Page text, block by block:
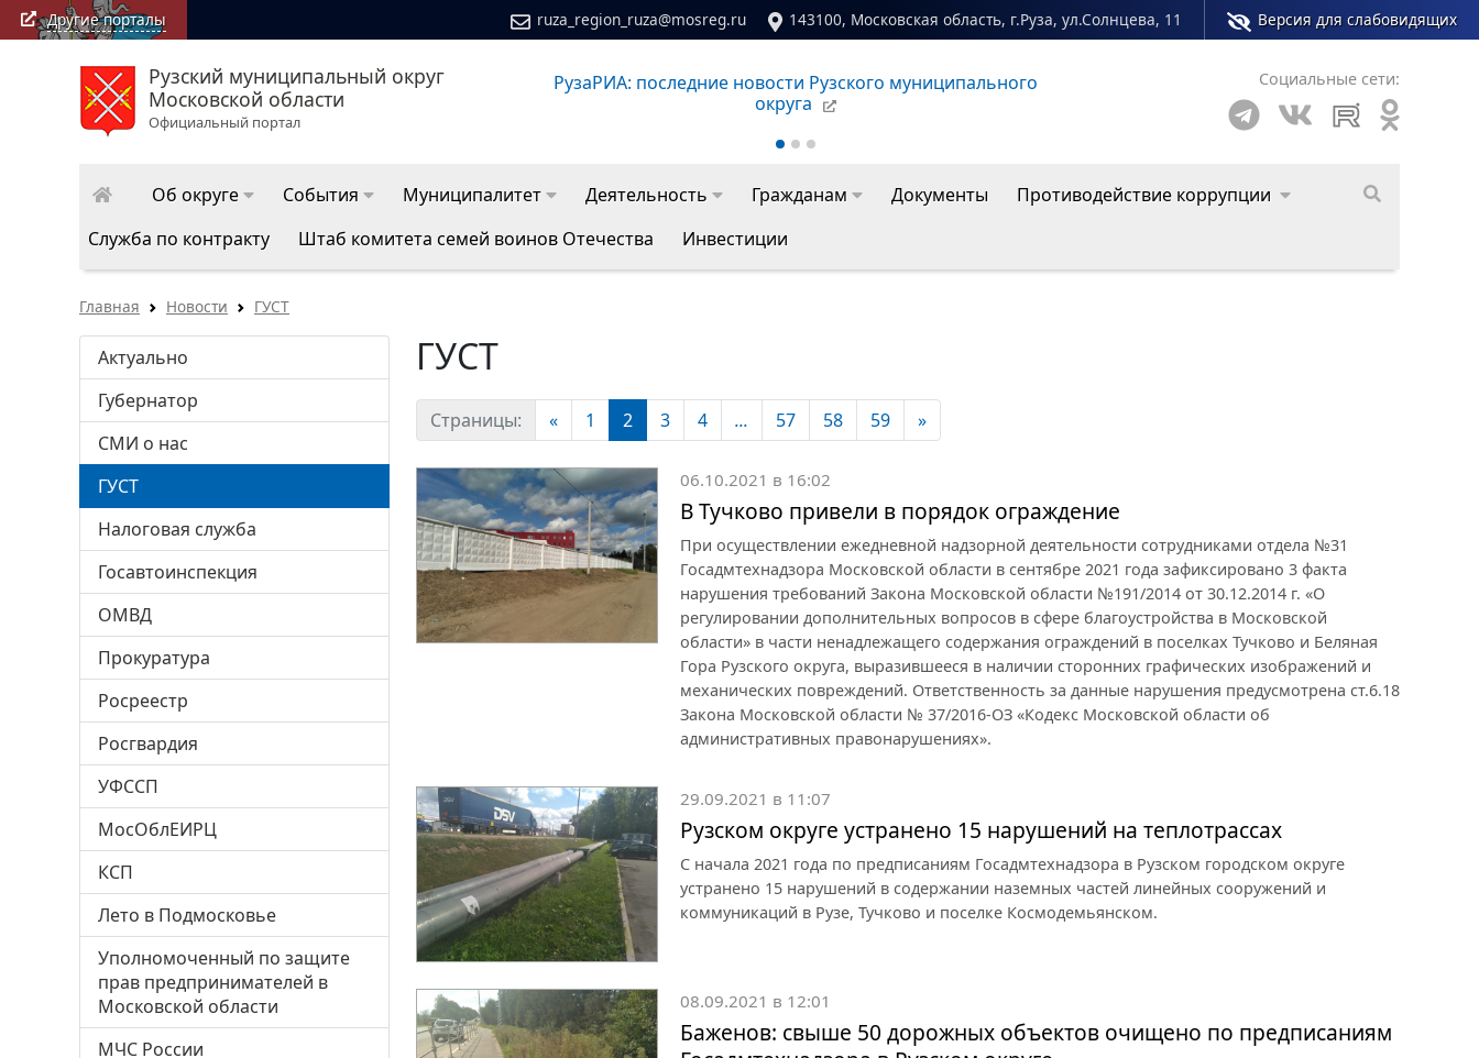
Другие порталы ruza_region_ruza@mosreg.ru 143100, Московская область, г.Руза, ул.Солнцева, 11 Версия для слабовидящих
Рузский муниципальный округ
Московской области
Официальный портал
Сайт молодежного центра Рузского муниципального округа Социальные сети:
Об округе События Муниципалитет Деятельность Гражданам Документы
Противодействие коррупции
Служба по контракту
Штаб комитета семей воинов Отечества Инвестиции
Главная Новости ГУСТ
Актуально
Губернатор
СМИ о нас
ГУСТ
Налоговая служба
Госавтоинспекция
ОМВД
Прокуратура
Росреестр
Росгвардия
УФССП
МосОблЕИРЦ
КСП
Лето в Подмосковье
Уполномоченный по защите
прав предпринимателей в
Московской области
МЧС России
ГУСТ
Страницы: « 1 2 3 4 ... 57 58 59 »
06.10.2021 в 16:02
В Тучково привели в порядок ограждение
При осуществлении ежедневной надзорной деятельности сотрудниками отдела №31
Госадмтехнадзора Московской области в сентябре 2021 года зафиксировано 3 факта
нарушения требований Закона Московской области №191/2014 от 30.12.2014 г. «О
регулировании дополнительных вопросов в сфере благоустройства в Московской
области» в части ненадлежащего содержания ограждений в поселках Тучково и Беляная
Гора Рузского округа, выразившееся в наличии сторонних графических изображений и
механических повреждений. Ответственность за данные нарушения предусмотрена ст.6.18
Закона Московской области № 37/2016-ОЗ «Кодекс Московской области об
административных правонарушениях».
29.09.2021 в 11:07
Рузском округе устранено 15 нарушений на теплотрассах
С начала 2021 года по предписаниям Госадмтехнадзора в Рузском городском округе
устранено 15 нарушений в содержании наземных частей линейных сооружений и
коммуникаций в Рузе, Тучково и поселке Космодемьянском.
08.09.2021 в 12:01
Баженов: свыше 50 дорожных объектов очищено по предписаниям